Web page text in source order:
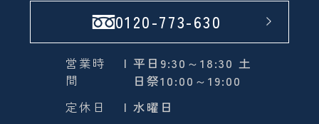
0120-773-630
営業時
間
| 平日9:30～18:30 土
日祭10:00～19:00
定休日
| 水曜日